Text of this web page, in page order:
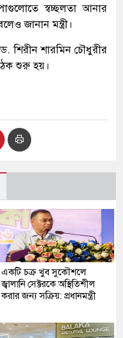
স্বচ্ছলতা আনার
জানান মন্ত্রী।
শিরীন শারমিন চৌধুরীর
শুরু হয়।
একটি চক্র খুব সুকৌশলে
জ্বালানি সেক্টরকে অস্থিতিশীল
করার জন্য সক্রিয়: প্রধানমন্ত্রী